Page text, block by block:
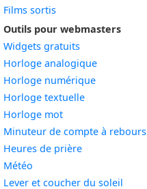
Films sortis
Outils pour webmasters
Widgets gratuits
Horloge analogiqueWidget
Horloge numériqueWidget
Horloge textuelleWidget
Horloge motWidget
Minuteur de compte à rebours
Heures de prièreWidget
Météo
Lever et coucher du soleil